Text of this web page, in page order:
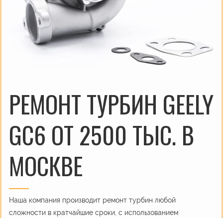
РЕМОНТ ТУРБИН GEELY
GC6 ОТ 2500 ТЫС. В
МОСКВЕ
Наша компания производит ремонт турбин любой
сложности в кратчайшие сроки, с использованием